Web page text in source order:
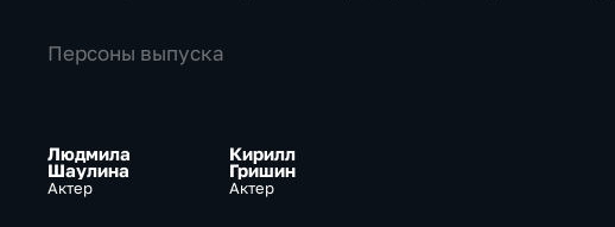
Персоны выпуска
Людмила
Шаулина
Актер
Кирилл
Гришин
Актер